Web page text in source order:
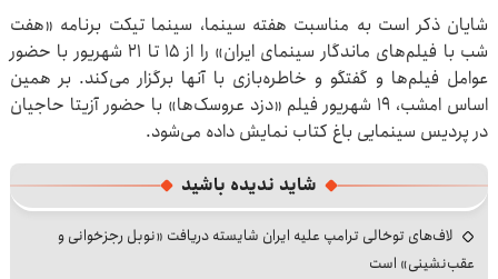
شایان ذکر است به مناسبت هفته سینما، سینما تیکت برنامه «هفت
شب با فیلم‌های ماندگار سینمای ایران» را از ۱۵ تا ۲۱ شهریور با حضور
عوامل فیلم‌ها و گفتگو و خاطره‌بازی با آنها برگزار می‌کند. بر همین
اساس امشب، ۱۹ شهریور فیلم «دزد عروسک‌ها» با حضور آزیتا حاجیان
در پردیس سینمایی باغ کتاب نمایش داده می‌شود.
شاید ندیده باشید
لاف‌های توخالی ترامپ علیه ایران شایسته دریافت «نوبل رجزخوانی و
عقب‌نشینی» است